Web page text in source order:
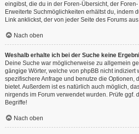
eingibst, die du in der Foren-Übersicht, der
Erweiterte Suchmöglichkeiten erhältst du, indem
Link anklickst, der von jeder Seite des Forums
Nach oben
Weshalb erhalte ich bei der Suche keine
Deine Suche war möglicherweise zu allgemein
gängige Wörter, welche von phpBB nicht indiziert
spezifischere Anfrage und benutze die Optionen,
bietet. Außerdem ist es natürlich auch möglich,
nirgends im Forum verwendet wurden. Prüfe ggf.
Begriffe!
Nach oben